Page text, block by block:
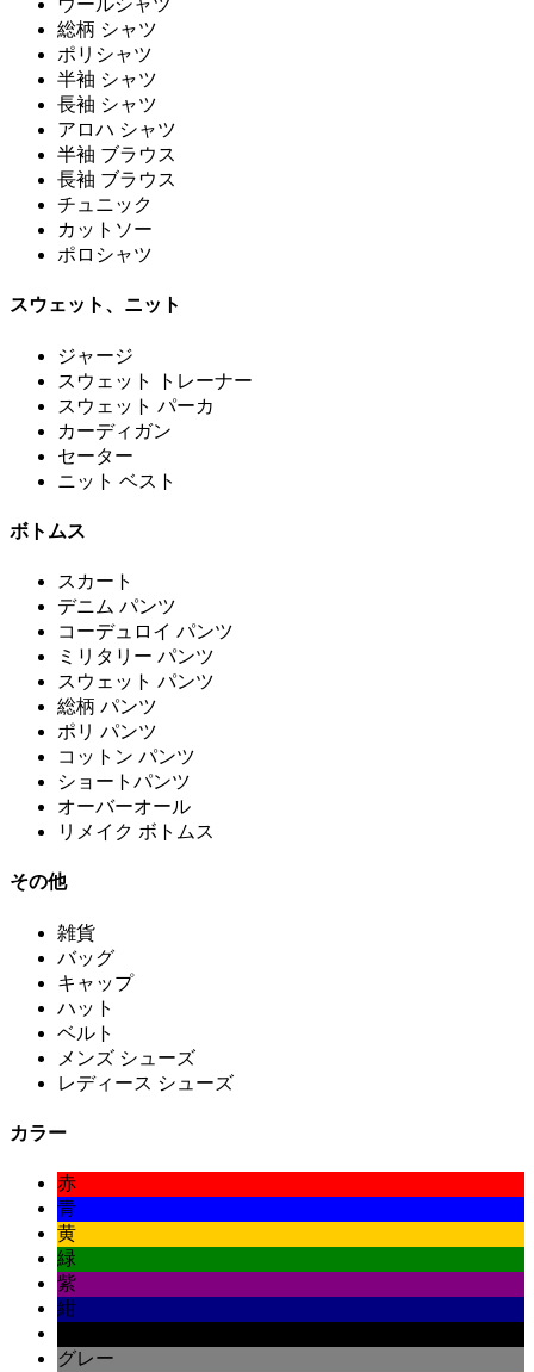
ウールシャツ
総柄 シャツ
ポリシャツ
半袖 シャツ
長袖 シャツ
アロハ シャツ
半袖 ブラウス
長袖 ブラウス
チュニック
カットソー
ポロシャツ
スウェット、ニット
ジャージ
スウェット トレーナー
スウェット パーカ
カーディガン
セーター
ニット ベスト
ボトムス
スカート
デニム パンツ
コーデュロイ パンツ
ミリタリー パンツ
スウェット パンツ
総柄 パンツ
ポリ パンツ
コットン パンツ
ショートパンツ
オーバーオール
リメイク ボトムス
その他
雑貨
バッグ
キャップ
ハット
ベルト
メンズ シューズ
レディース シューズ
カラー
赤
青
黄
緑
紫
紺
グレー